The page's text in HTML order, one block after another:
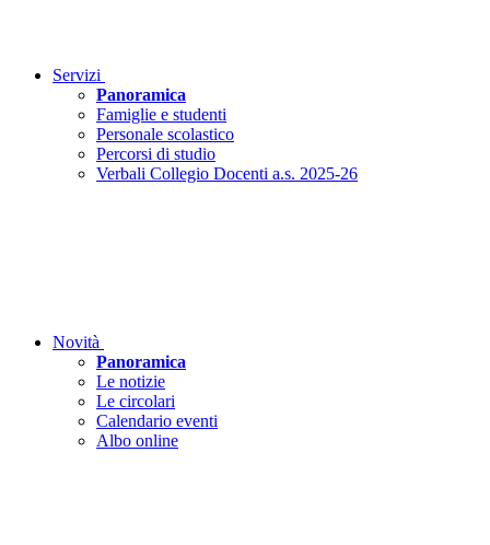
Servizi
Panoramica
Famiglie e studenti
Personale scolastico
Percorsi di studio
Verbali Collegio Docenti a.s. 2025-26
Novità
Panoramica
Le notizie
Le circolari
Calendario eventi
Albo online